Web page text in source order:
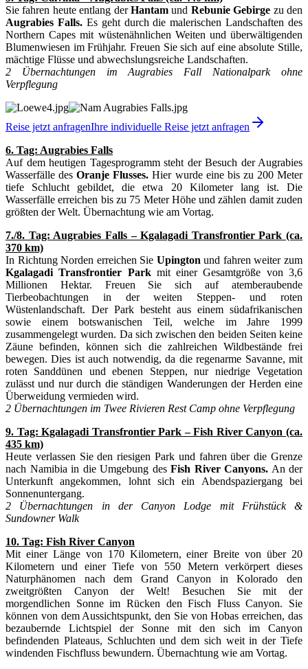
Sie fahren heute entlang derHantamund Rebunie Gebirge zu den
Augrabies Falls. Es geht durch die malerischen Landschaften des
Northern Capes mit wüstenähnlichen Weiten und überwältigenden
Blumenwiesen im Frühjahr. Freuen Sie sich auf eine absolute Stille,
mächtige Flüsse und abwechslungsreiche Landschaften.
2 Übernachtungen im Augrabies Fall Nationalpark ohne
Verpflegung
Reise jetzt anfragenIhre individuelle Reise jetzt anfragen
6. Tag: Augrabies Falls
Auf dem heutigen Tagesprogramm steht der Besuch der Augrabies
Wasserfälle desOranje Flusses. Hier wurde eine bis zu 200 Meter
tiefe Schlucht gebildet, die etwa 20 Kilometer lang ist. Die
Wasserfälle erreichen bis zu 75 Meter Höhe und zählen damit zuden
größten der Welt. Übernachtung wie am Vortag.
7./8. Tag: Augrabies Falls – Kgalagadi Transfrontier Park (ca.
370 km)
In Richtung Norden erreichen Sie Upington und fahren weiter zum
Kgalagadi Transfrontier Parkmit einer Gesamtgröße von 3,6
Millionen Hektar. Freuen Sie sich auf atemberaubende
Tierbeobachtungen in der weiten Steppen- und roten
Wüstenlandschaft. Der Park besteht aus einem südafrikanischen
sowie einem botswanischen Teil, welche im Jahre 1999
zusammengelegt wurden. Da sich zwischen den beiden Seiten keine
Zäune befinden, können sich die zahlreichen Wildbestände frei
bewegen. Dies ist auch notwendig, da die regenarme Savanne, mit
roten Sanddünen und ebenen Steppen, nur niedrige Vegetation
zulässt und nur durch die ständigen Wanderungen der Herden eine
Überweidung vermieden wird.
2 Übernachtungen im Twee Rivieren Rest Camp ohne Verpflegung
9. Tag: Kgalagadi Transfrontier Park – Fish River Canyon (ca.
435 km)
Heute verlassen Sie den riesigen Park und fahren über die Grenze
nach Namibia in die Umgebung des Fish River Canyons. An der
Unterkunft angekommen, lohnt sich ein Abendspaziergang bei
Sonnenuntergang.
2 Übernachtungen in der Canyon Lodge mit Frühstück &
Sundowner Walk
10. Tag: Fish River Canyon
Mit einer Länge von 170 Kilometern, einer Breite von über 20
Kilometern und einer Tiefe von 550 Metern verkörpert dieses
Naturphänomen nach dem Grand Canyon in Kolorado den
zweitgrößten Canyon der Welt! Besuchen Sie mit der
morgendlichen Sonne im Rücken den Fisch Fluss Canyon. Sie
können von dem Aussichtspunkt, den Sie von Hobas erreichen, das
bezaubernde Lichtspiel der Sonne mit den sich im Canyon
befindenden Plateaus, Schluchten und dem sich weit in der Tiefe
windenden Fischfluss bewundern. Übernachtung wie am Vortag.